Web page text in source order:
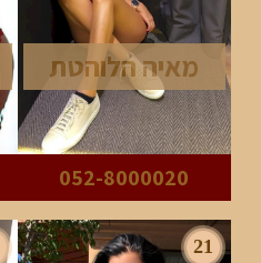
מאיה הלוהטת
052-8000020
21